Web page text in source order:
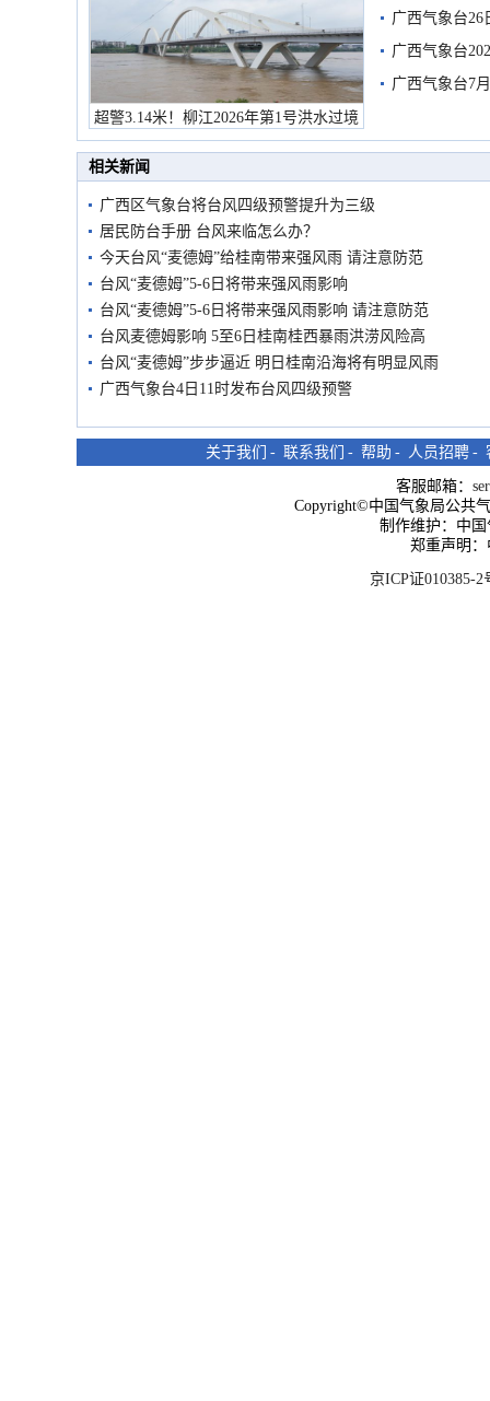
超警3.14米！柳江2026年第1号洪水过境
市民在堤岸见证汛况
有较强降雨
广西气象台26
广西气象台
预警
广西气象台7
相关新闻
广西区气象台将台风四级预警提升为三级
居民防台手册 台风来临怎么办？
今天台风“麦德姆”给桂南带来强风雨 请注意防范
台风“麦德姆”5-6日将带来强风雨影响
台风“麦德姆”5-6日将带来强风雨影响 请注意防范
台风麦德姆影响 5至6日桂南桂西暴雨洪涝风险高
台风“麦德姆”步步逼近 明日桂南沿海将有明显风雨
广西气象台4日11时发布台风四级预警
关于我们 - 联系我们 - 帮助 - 人员招聘 -
客服邮箱：
Copyright©中国气象局公共
制作维护：中
郑重声明
京ICP证010385-2